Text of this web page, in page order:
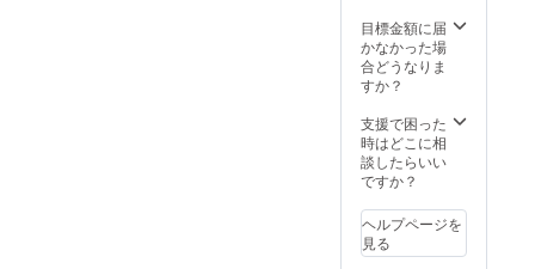
目標金額に届
かなかった場
合どうなりま
すか？
支援で困った
時はどこに相
談したらいい
ですか？
ヘルプページを
見る